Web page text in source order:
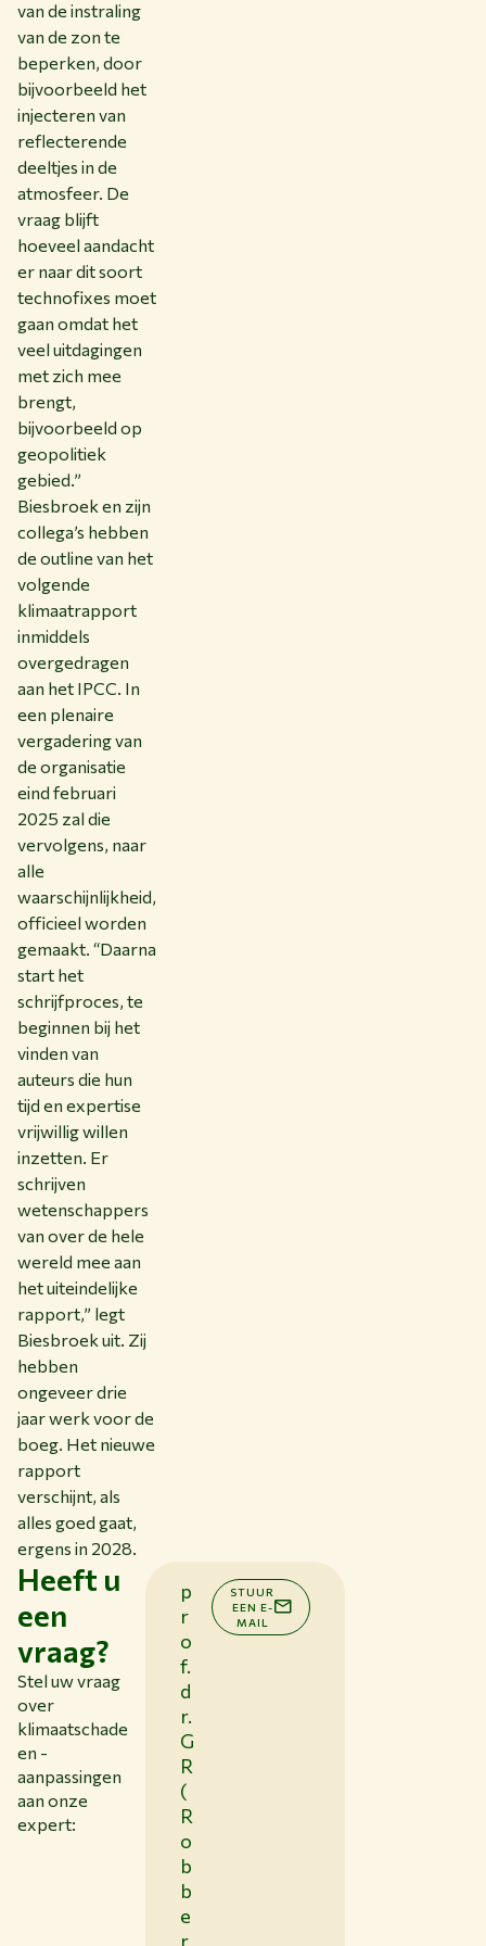
van de instraling
van de zon te
beperken, door
bijvoorbeeld het
injecteren van
reflecterende
deeltjes in de
atmosfeer. De
vraag blijft
hoeveel aandacht
er naar dit soort
technofixes moet
gaan omdat het
veel uitdagingen
met zich mee
brengt,
bijvoorbeeld op
geopolitiek
gebied.”
Biesbroek en zijn
collega’s hebben
de outline van het
volgende
klimaatrapport
inmiddels
overgedragen
aan het IPCC. In
een plenaire
vergadering van
de organisatie
eind februari
2025 zal die
vervolgens, naar
alle
waarschijnlijkheid,
officieel worden
gemaakt. “Daarna
start het
schrijfproces, te
beginnen bij het
vinden van
auteurs die hun
tijd en expertise
vrijwillig willen
inzetten. Er
schrijven
wetenschappers
van over de hele
wereld mee aan
het uiteindelijke
rapport,” legt
Biesbroek uit. Zij
hebben
ongeveer drie
jaar werk voor de
boeg. Het nieuwe
rapport
verschijnt, als
alles goed gaat,
ergens in 2028.
Heeft u
een
vraag?
Stel uw vraag
over
klimaatschade
en -
aanpassingen
aan onze
expert:
p
r
o
f.
d
r.
G
R
(
R
o
b
b
e
r
STUUR
EEN E-
MAIL